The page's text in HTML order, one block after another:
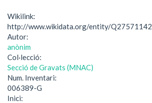
Wikilink:
http://www.wikidata.org/entity/Q27571142
Autor:
anònim
Col·lecció:
Secció de Gravats (MNAC)
Num. Inventari:
006389-G
Inici: